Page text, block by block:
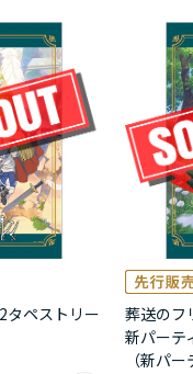
タペストリー
葬送のフ
新パーテ
（新パ